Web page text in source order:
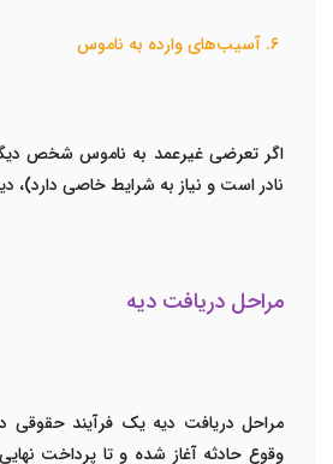
اگر تعرضی غیرعمد به ناموس شخص
نادر است و نیاز به شرایط خاصی دارد)،
مراحل دریافت دیه
مراحل دریافت دیه یک فرآیند حقوقی
وقوع حادثه آغاز شده و تا پرداخت